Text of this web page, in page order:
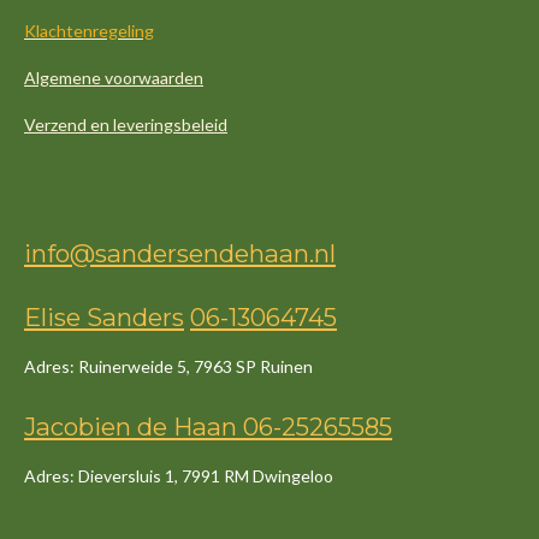
Klachtenregeling
Algemene voorwaarden
Verzend en leveringsbeleid
info@sandersendehaan.nl
Elise Sanders 06-13064745
Adres: Ruinerweide 5, 7963 SP Ruinen
Jacobien de Haan 06-25265585
Adres: Dieversluis 1, 7991 RM Dwingeloo